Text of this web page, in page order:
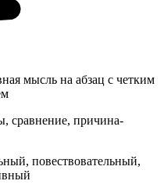
мысль на абзац с четким
сравнение, причина-
повествовательный,